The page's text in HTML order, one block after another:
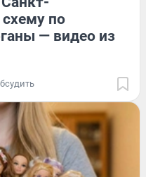
по
— видео из